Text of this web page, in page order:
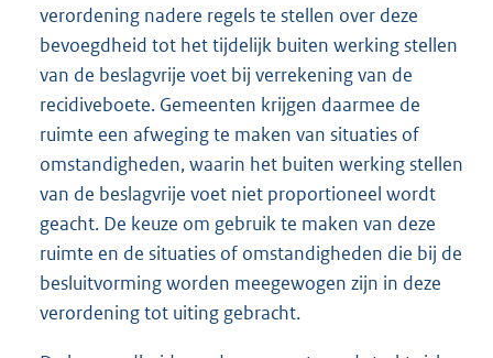
verordening nadere regels te stellen over deze
bevoegdheid tot het tijdelijk buiten werking stellen
van de beslagvrije voet bij verrekening van de
recidiveboete. Gemeenten krijgen daarmee de
ruimte een afweging te maken van situaties of
omstandigheden, waarin het buiten werking stellen
van de beslagvrije voet niet proportioneel wordt
geacht. De keuze om gebruik te maken van deze
ruimte en de situaties of omstandigheden die bij de
besluitvorming worden meegewogen zijn in deze
verordening tot uiting gebracht.